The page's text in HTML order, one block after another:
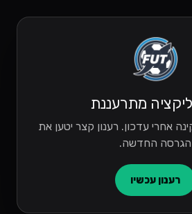
מתרעננת
אחרי עדכון. רענון קצר יטען את
הגרסה החדשה.
רענון עכשיו